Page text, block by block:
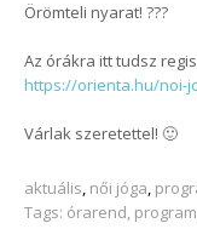
Örömteli nyarat! ???
Az órákra itt tudsz
https://orienta.hu/noi-
Várlak szeretettel! 🙂
aktuális, női jóga,
Tags: órarend,